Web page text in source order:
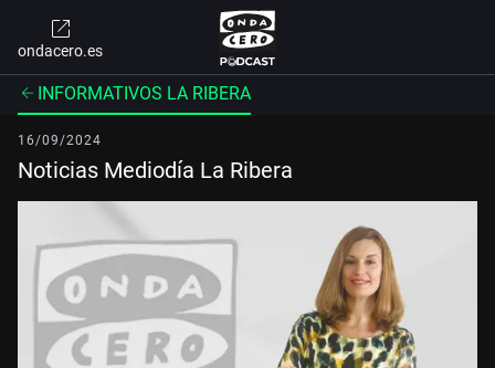
ondacero.es
INFORMATIVOS LA RIBERA
16/09/2024
Noticias Mediodía La Ribera